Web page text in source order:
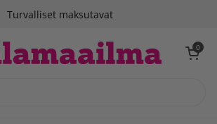
Turvalliset maksutavat
Avaa 0